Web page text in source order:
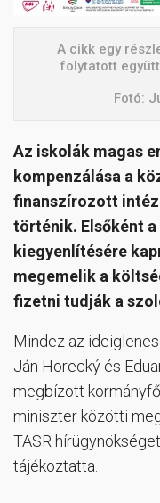
A cikk egy
folytatott
Fotó:
Az iskolák magas
kompenzálása a
finanszírozott
történik. Elsőként
kiegyenlítésére
megemelik a
fizetni tudják a
Mindez az
Ján Horecký és
megbízott
miniszter közötti
TASR
tájékoztatta.